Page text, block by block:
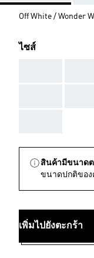
Off White / Wonder
ไซส์
สินค้ามีขนาดต
ขนาดปกติขอ
เพิ่มไปยังตะกร้า